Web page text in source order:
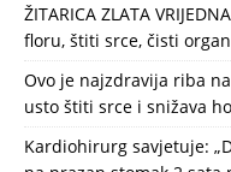
ŽITARICA ZLATA
floru, štiti srce, čisti
Ovo je najzdravija riba
usto štiti srce i snižava
Kardiohirurg savjetuje: